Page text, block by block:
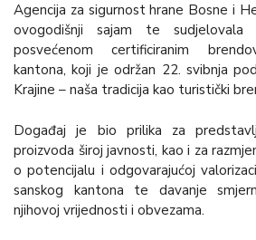
Agencija za sigurnost hrane Bosne i
ovogodišnji sajam te sudjelovala
posvećenom certificiranim
kantona, koji je održan 22. svibnja
Krajine – naša tradicija kao turistički
Događaj je bio prilika za
proizvoda široj javnosti, kao i za
o potencijalu i odgovarajućoj
sanskog kantona te davanje
njihovoj vrijednosti i obvezama.